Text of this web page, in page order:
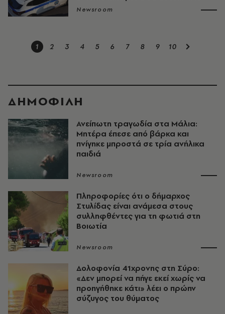
Newsroom
1 2 3 4 5 6 7 8 9 10
ΔΗΜΟΦΙΛΗ
Ανείπωτη τραγωδία στα Μάλια:
Μητέρα έπεσε από βάρκα και
πνίγηκε μπροστά σε τρία ανήλικα
παιδιά
Newsroom
Πληροφορίες ότι ο δήμαρχος
Στυλίδας είναι ανάμεσα στους
συλληφθέντες για τη φωτιά στη
Βοιωτία
Newsroom
Δολοφονία 41χρονης στη Σύρο:
«Δεν μπορεί να πήγε εκεί χωρίς να
προηγήθηκε κάτι» λέει ο πρώην
σύζυγος του θύματος